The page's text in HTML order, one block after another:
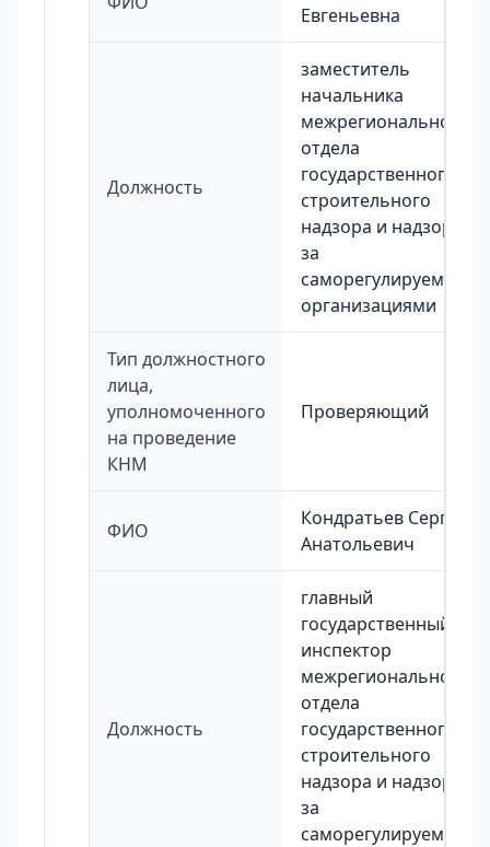
Евгеньевна
Должность
заместитель
начальника
межрегионального
отдела
государственного
строительного
надзора и надзора
за
саморегулируемыми
организациями
Тип должностного
лица,
уполномоченного
на проведение
КНМ
Проверяющий
ФИО
Кондратьев Сергей
Анатольевич
Должность
главный
государственный
инспектор
межрегионального
отдела
государственного
строительного
надзора и надзора
за
саморегулируемыми